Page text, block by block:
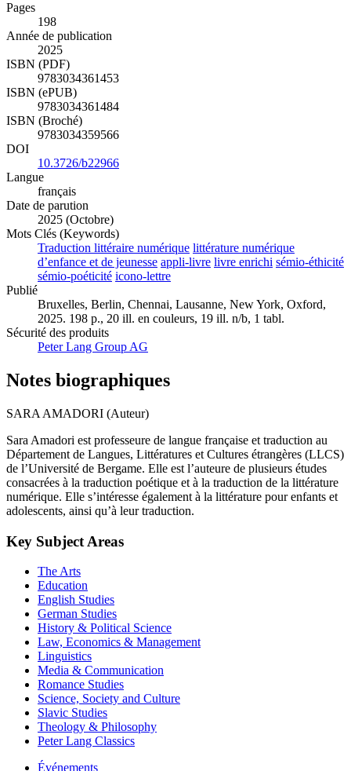
Pages
198
Année de publication
2025
ISBN (PDF)
9783034361453
ISBN (ePUB)
9783034361484
ISBN (Broché)
9783034359566
DOI
10.3726/b22966
Langue
français
Date de parution
2025 (Octobre)
Mots Clés (Keywords)
Traduction littéraire numérique littérature numérique
d’enfance et de jeunesse appli-livre livre enrichi sémio-éthicité
sémio-poéticité icono-lettre
Publié
Bruxelles, Berlin, Chennai, Lausanne, New York, Oxford,
2025. 198 p., 20 ill. en couleurs, 19 ill. n/b, 1 tabl.
Sécurité des produits
Peter Lang Group AG
Notes biographiques
SARA AMADORI (Auteur)
Sara Amadori est professeure de langue française et traduction au
Département de Langues, Littératures et Cultures étrangères (LLCS)
de l’Université de Bergame. Elle est l’auteure de plusieurs études
consacrées à la traduction poétique et à la traduction de la littérature
numérique. Elle s’intéresse également à la littérature pour enfants et
adolescents, ainsi qu’à leur traduction.
Key Subject Areas
The Arts
Education
English Studies
German Studies
History & Political Science
Law, Economics & Management
Linguistics
Media & Communication
Romance Studies
Science, Society and Culture
Slavic Studies
Theology & Philosophy
Peter Lang Classics
Événements